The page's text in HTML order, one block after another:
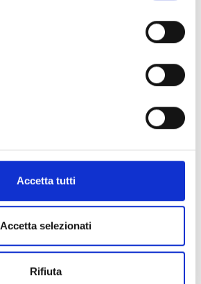
Accetta tutti
Accetta selezionati
Rifiuta
rispetto alle camere classic...